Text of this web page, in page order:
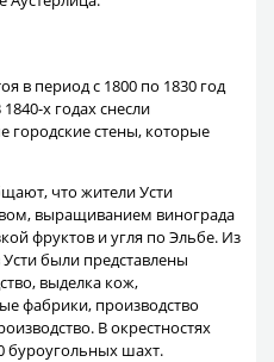
в период с 1800 по 1830 год
х годах снесли
городские стены, которые
что жители Усти
выращиванием винограда
фруктов и угля по Эльбе. Из
были представлены
выделка кож,
фабрики, производство
В окрестностях
буроугольных шахт.